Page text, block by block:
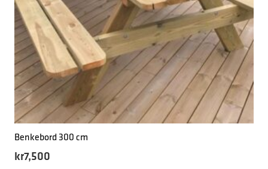
Benkebord 300 cm
kr7,500